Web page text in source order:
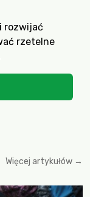
rozwijać
rzetelne
Więcej artykułów →